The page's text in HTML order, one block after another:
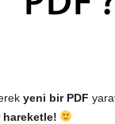
yeni bir PDF